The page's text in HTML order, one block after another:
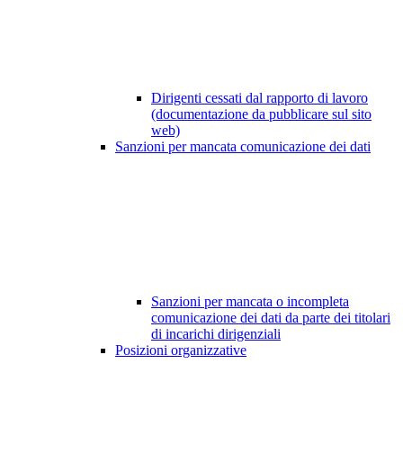
Dirigenti cessati dal rapporto di lavoro
(documentazione da pubblicare sul sito
web)
Sanzioni per mancata comunicazione dei dati
Sanzioni per mancata o incompleta
comunicazione dei dati da parte dei titolari
di incarichi dirigenziali
Posizioni organizzative